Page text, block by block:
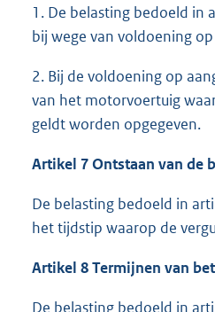
1. De belasting bedoeld in
bij wege van voldoening
2. Bij de voldoening op
van het motorvoertuig
geldt worden opgegeven.
Artikel 7 Ontstaan van de
De belasting bedoeld in
het tijdstip waarop de
Artikel 8 Termijnen van
De belasting bedoeld in